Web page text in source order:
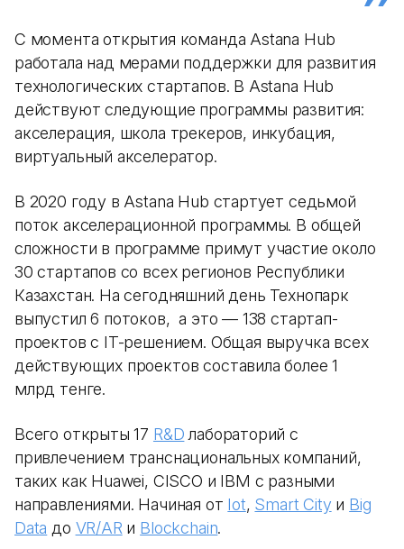
С момента открытия команда Astana Hub
работала над мерами поддержки для развития
технологических стартапов. В Astana Hub
действуют следующие программы развития:
акселерация, школа трекеров, инкубация,
виртуальный акселератор.
В 2020 году в Astana Hub стартует седьмой
поток акселерационной программы. В общей
сложности в программе примут участие около
30 стартапов со всех регионов Республики
Казахстан. На сегодняшний день Технопарк
выпустил 6 потоков, а это — 138 стартап-
проектов с IT-решением. Общая выручка всех
действующих проектов составила более 1
млрд тенге.
Всего открыты 17 R&Dлабораторий с
привлечением транснациональных компаний,
таких как Huawei, CISCO и IBM с разными
направлениями. Начиная от Iot, Smart City и Big
Data до VR/ARи Blockchain.